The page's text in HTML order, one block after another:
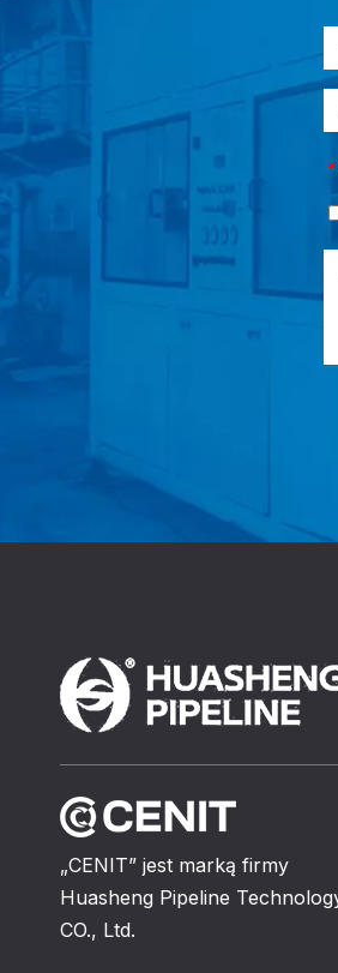
*
„CENIT” jest marką firmy
Huasheng Pipeline
CO., Ltd.